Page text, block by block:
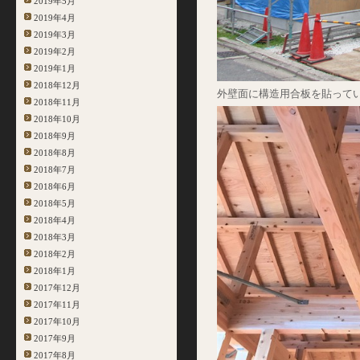
2019年4月
2019年3月
2019年2月
2019年1月
2018年12月
2018年11月
2018年10月
2018年9月
2018年8月
2018年7月
2018年6月
2018年5月
2018年4月
2018年3月
2018年2月
2018年1月
2017年12月
2017年11月
2017年10月
2017年9月
2017年8月
外壁面に構造用合板を貼って